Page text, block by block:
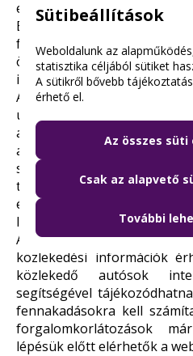
el a BKK Info oldalán, a
BKK Info
feliratkozók a
összes információt azonnal
is. A Budapesti Közlekedési
Android és Windows
utazástervezőjével pedig a
alapján tervezheti meg
a
futar.bkk.hucímen, vagy
segítségével, amely a
térképes nyomon
érdemes tájékozódni a
lehetőségekről és a
Akozut.bkkinfo.hu
közlekedési információk
közlekedő autósok
segítségével
fennakadásokra kell
forgalomkorlátozások
lépésük előtt elérhetők a
Sütibeállítások
Weboldalunk az
statisztika céljából sütiket
A sütikről bővebb tájékoztatás
érhető el.
Az összes süti
Csak az alapvető
További